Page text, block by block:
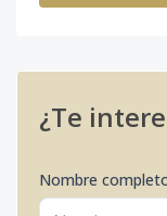
¿Te
Nombre